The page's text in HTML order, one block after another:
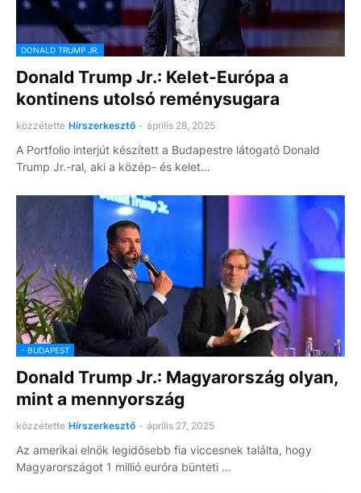
DONALD TRUMP JR.
Donald Trump Jr.: Kelet-Európa a
kontinens utolsó reménysugara
közzétette Hírszerkesztő - április 28, 2025
A Portfolio interjút készített a Budapestre látogató Donald
Trump Jr.-ral, aki a közép- és kelet…
- BUDAPEST
Donald Trump Jr.: Magyarország olyan,
mint a mennyország
közzétette Hírszerkesztő - április 27, 2025
Az amerikai elnök legidősebb fia viccesnek találta, hogy
Magyarországot 1 millió euróra bünteti …